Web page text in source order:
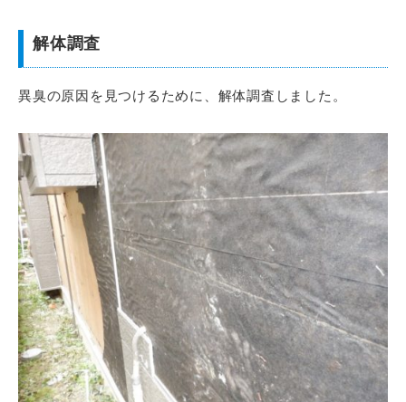
解体調査
異臭の原因を見つけるために、解体調査しました。